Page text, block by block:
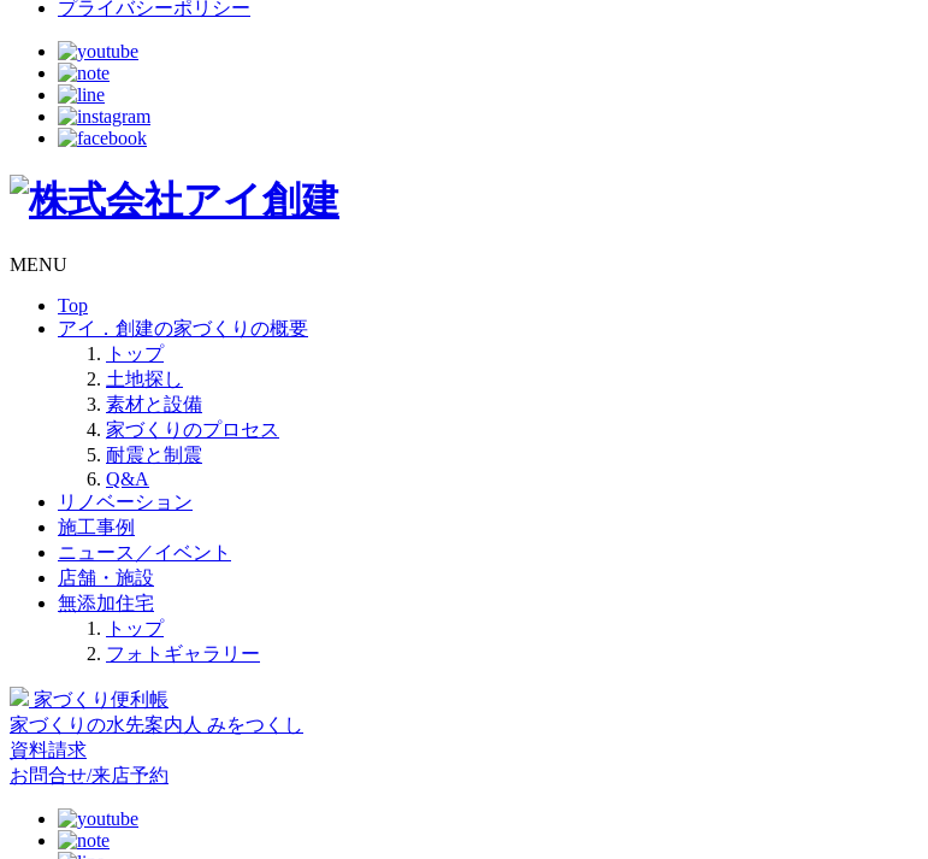
プライバシーポリシー
MENU
Top
アイ．創建の家づくりの概要
トップ
土地探し
素材と設備
家づくりのプロセス
耐震と制震
Q&A
リノベーション
施工事例
ニュース／イベント
店舗・施設
無添加住宅
トップ
フォトギャラリー
家づくり便利帳
家づくりの水先案内人 みをつくし
資料請求
お問合せ/来店予約